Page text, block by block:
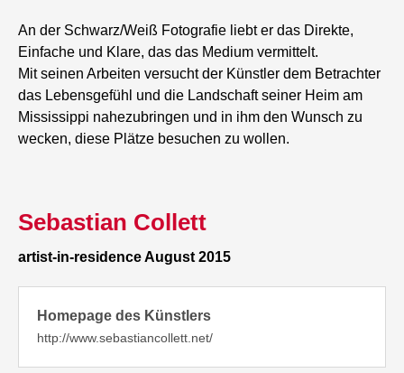
An der Schwarz/Weiß Fotografie liebt er das Direkte,
Einfache und Klare, das das Medium vermittelt.
Mit seinen Arbeiten versucht der Künstler dem Betrachter
das Lebensgefühl und die Landschaft seiner Heim am
Mississippi nahezubringen und in ihm den Wunsch zu
wecken, diese Plätze besuchen zu wollen.
Sebastian Collett
artist-in-residence August 2015
Homepage des Künstlers
http://www.sebastiancollett.net/